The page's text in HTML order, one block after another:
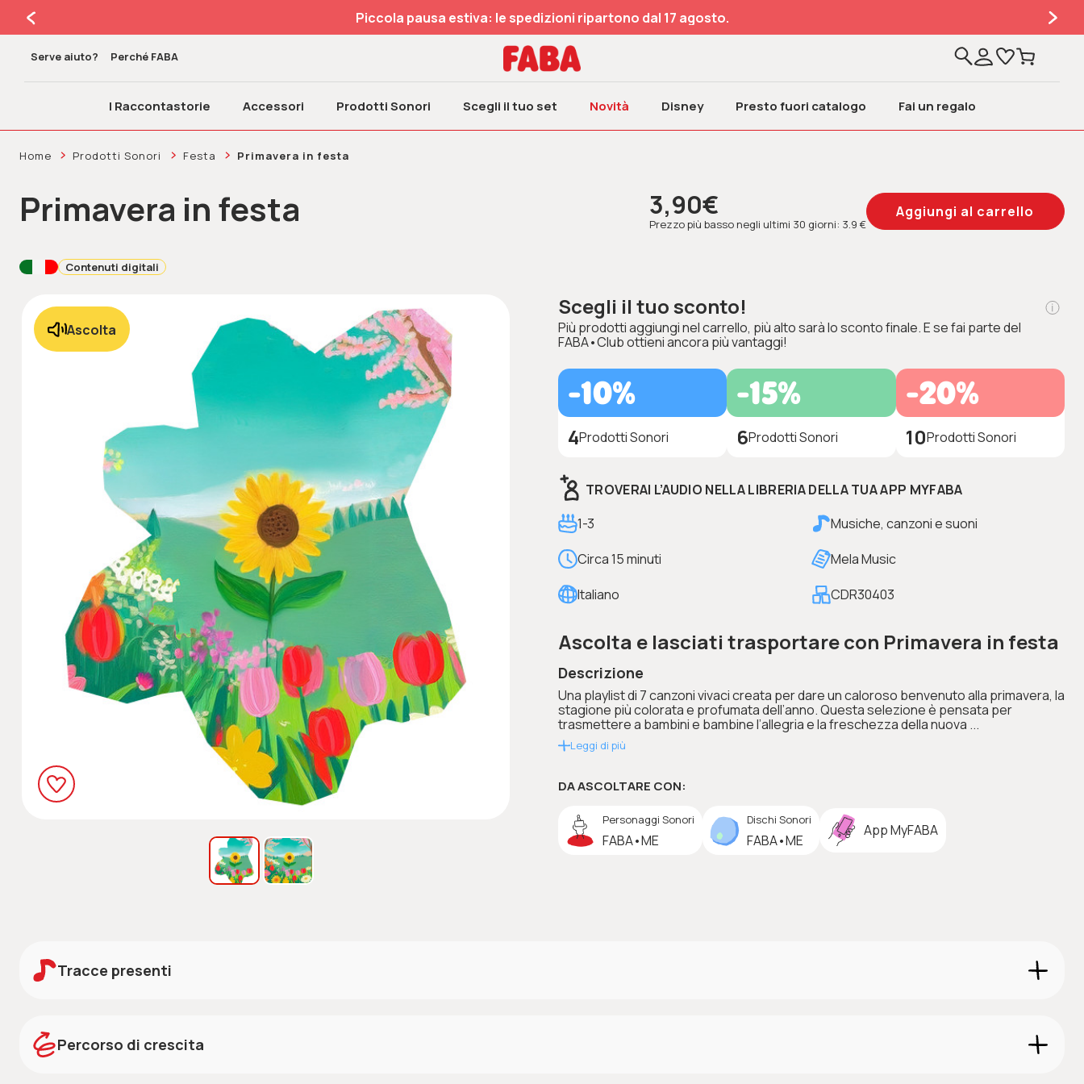
Piccola pausa estiva: le spedizioni ripartono dal 17 agosto.
Serve aiuto? Perché FABA
I Raccontastorie Accessori Prodotti Sonori Scegli il tuo set Novità Disney Presto fuori catalogo Fai un regalo
Home Prodotti Sonori Festa Primavera in festa
Primavera in festa 3,90€
Prezzo più basso negli ultimi 30 giorni: 3.9 €
Contenuti digitali
Ascolta
Scegli il tuo sconto!
Più prodotti aggiungi nel carrello, più alto sarà lo sconto finale. E se fai parte del
FABA•Club ottieni ancora più vantaggi!
-10%
4Prodotti Sonori
-15%
6Prodotti Sonori
-20%
10Prodotti Sonori
TROVERAI L’AUDIO NELLA LIBRERIA DELLA TUA APP MYFABA
1-3
Musiche, canzoni e suoni
Circa 15 minuti
Mela Music
Italiano
CDR30403
Ascolta e lasciati trasportare con Primavera in festa
Descrizione
Una playlist di 7 canzoni vivaci creata per dare un caloroso benvenuto alla primavera, la
stagione più colorata e profumata dell’anno. Questa selezione è pensata per
trasmettere a bambini e bambine l’allegria e la freschezza della nuova ...
Leggi di più
DA ASCOLTARE CON:
Personaggi Sonori
FABA•ME
Dischi Sonori
FABA•ME
App MyFABA
Tracce presenti
CANZONI
È primavera
Percorso di crescita